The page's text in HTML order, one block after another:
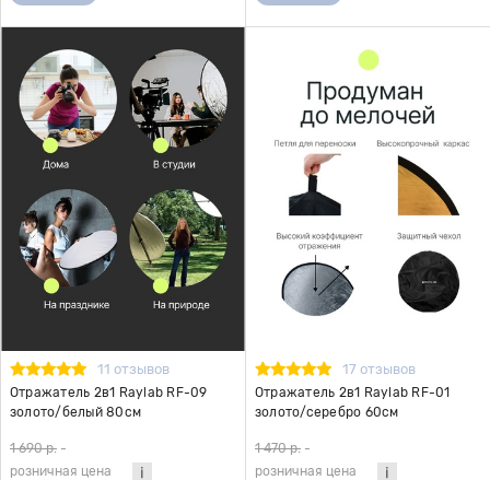
11 отзывов
Отражатель 2в1 Raylab RF-09
золото/белый 80см
1 690 р. -
розничная цена
17 отзывов
Отражатель 2в1 Raylab RF-01
золото/серебро 60см
1 470 р. -
розничная цена